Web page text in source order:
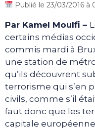
Publié le 23/03/2016 à
Par Kamel Moulfi –
certains médias
commis mardi à
une station de
qu’ils découvrent
terrorisme qui s’en
civils, comme s’il
faut donc que les
capitale